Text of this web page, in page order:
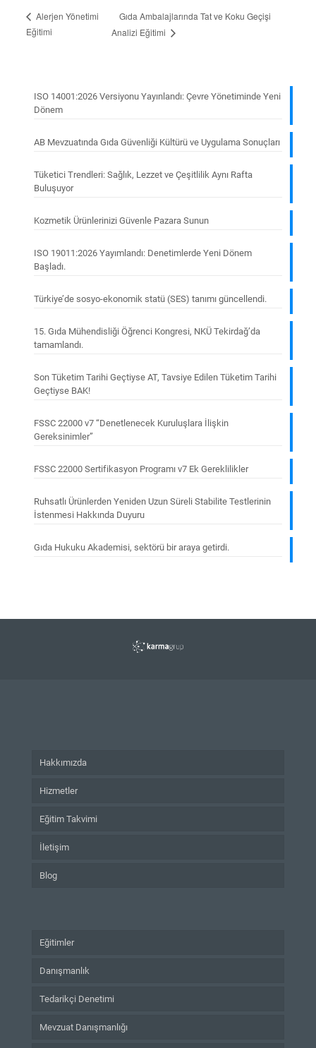
Alerjen Yönetimi
Eğitimi
Gıda Ambalajlarında Tat ve Koku Geçişi
Analizi Eğitimi
ISO 14001:2026 Versiyonu Yayınlandı: Çevre Yönetiminde Yeni
Dönem
AB Mevzuatında Gıda Güvenliği Kültürü ve Uygulama Sonuçları
Tüketici Trendleri: Sağlık, Lezzet ve Çeşitlilik Aynı Rafta
Buluşuyor
Kozmetik Ürünlerinizi Güvenle Pazara Sunun
ISO 19011:2026 Yayımlandı: Denetimlerde Yeni Dönem
Başladı.
Türkiye’de sosyo-ekonomik statü (SES) tanımı güncellendi.
15. Gıda Mühendisliği Öğrenci Kongresi, NKÜ Tekirdağ’da
tamamlandı.
Son Tüketim Tarihi Geçtiyse AT, Tavsiye Edilen Tüketim Tarihi
Geçtiyse BAK!
FSSC 22000 v7 “Denetlenecek Kuruluşlara İlişkin
Gereksinimler”
FSSC 22000 Sertifikasyon Programı v7 Ek Gereklilikler
Ruhsatlı Ürünlerden Yeniden Uzun Süreli Stabilite Testlerinin
İstenmesi Hakkında Duyuru
Gıda Hukuku Akademisi, sektörü bir araya getirdi.
Hakkımızda
Hizmetler
Eğitim Takvimi
İletişim
Blog
Eğitimler
Danışmanlık
Tedarikçi Denetimi
Mevzuat Danışmanlığı